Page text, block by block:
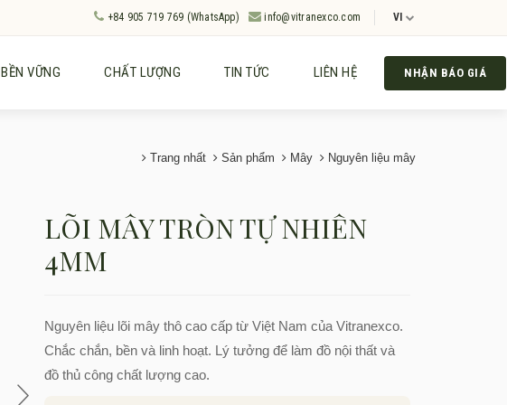
+84 905 719 769 (WhatsApp) info@vitranexco.com VI
BỀN VỮNG CHẤT LƯỢNG TIN TỨC LIÊN HỆ NHẬN BÁO GIÁ
Trang nhất Sản phẩm Mây Nguyên liệu mây
LÕI MÂY TRÒN TỰ NHIÊN
4MM
Nguyên liệu lõi mây thô cao cấp từ Việt Nam của Vitranexco.
Chắc chắn, bền và linh hoạt. Lý tưởng để làm đồ nội thất và
đồ thủ công chất lượng cao.